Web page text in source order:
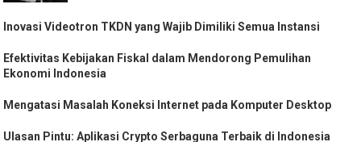
Inovasi Videotron TKDN yang Wajib Dimiliki Semua Instansi
Efektivitas Kebijakan Fiskal dalam Mendorong Pemulihan
Ekonomi Indonesia
Mengatasi Masalah Koneksi Internet pada Komputer Desktop
Ulasan Pintu: Aplikasi Crypto Serbaguna Terbaik di Indonesia